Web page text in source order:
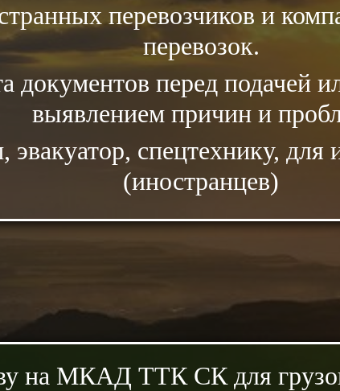
перевозчиков и
перевозок.
документов перед подачей
выявлением причин и
эвакуатор, спецтехнику, для
(иностранцев)
на МКАД ТТК СК для